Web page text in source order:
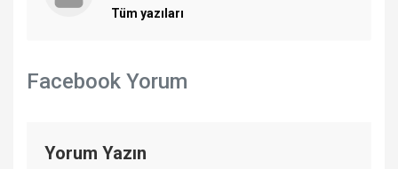
Tüm yazıları
Facebook Yorum
Yorum Yazın